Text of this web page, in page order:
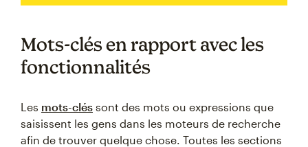
Mots-clés en rapport avec les
fonctionnalités
Les mots-clés sont des mots ou expressions que
saisissent les gens dans les moteurs de recherche
afin de trouver quelque chose. Toutes les sections